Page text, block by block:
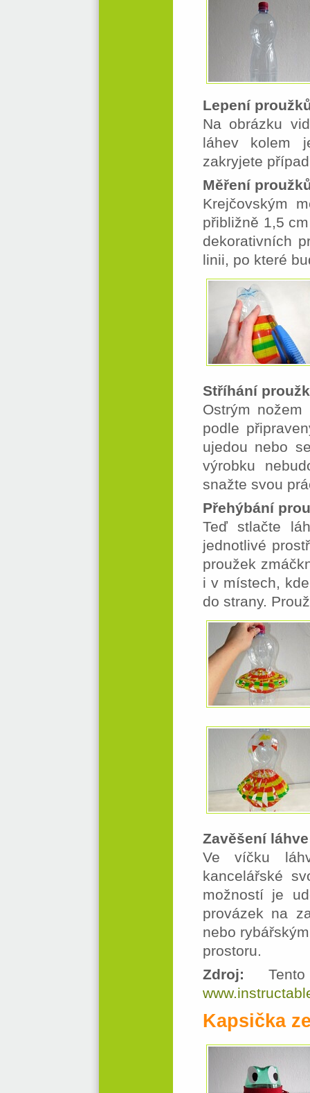
Lepení
Na obrázku
láhev kolem
zakryjete
Měření
Krejčovským
přibližně 1,5
dekorativních
linii, po které
Stříhání
Ostrým
podle
ujedou nebo
výrobku
snažte svou
Přehýbání
Teď stlačte
jednotlivé
proužek
i v místech,
do strany.
Zavěšení láhve
Ve víčku
kancelářské
možností je
provázek na
nebo
prostoru.
Zdroj:
Kapsička